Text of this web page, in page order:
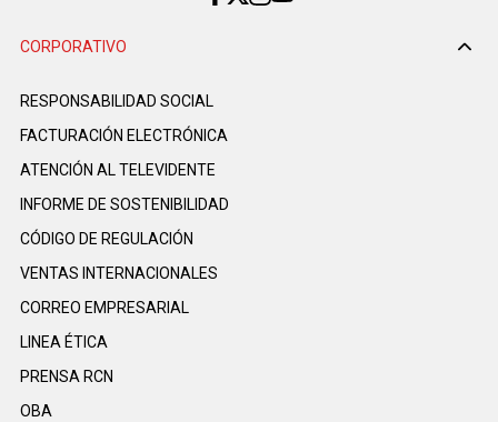
CORPORATIVO
RESPONSABILIDAD SOCIAL
FACTURACIÓN ELECTRÓNICA
ATENCIÓN AL TELEVIDENTE
INFORME DE SOSTENIBILIDAD
CÓDIGO DE REGULACIÓN
VENTAS INTERNACIONALES
CORREO EMPRESARIAL
LINEA ÉTICA
PRENSA RCN
OBA